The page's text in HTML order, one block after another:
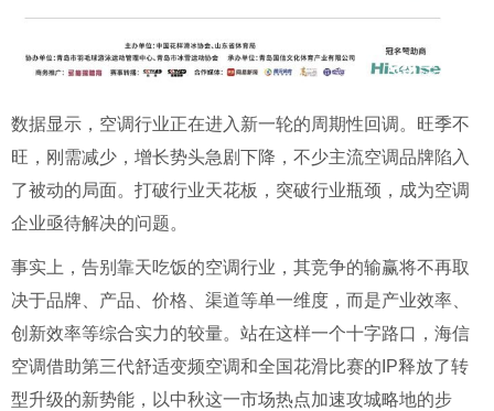
数据显示，空调行业正在进入新一轮的周期性回调。旺季不
旺，刚需减少，增长势头急剧下降，不少主流空调品牌陷入
了被动的局面。打破行业天花板，突破行业瓶颈，成为空调
企业亟待解决的问题。
事实上，告别靠天吃饭的空调行业，其竞争的输赢将不再取
决于品牌、产品、价格、渠道等单一维度，而是产业效率、
创新效率等综合实力的较量。站在这样一个十字路口，海信
空调借助第三代舒适变频空调和全国花滑比赛的IP释放了转
型升级的新势能，以中秋这一市场热点加速攻城略地的步